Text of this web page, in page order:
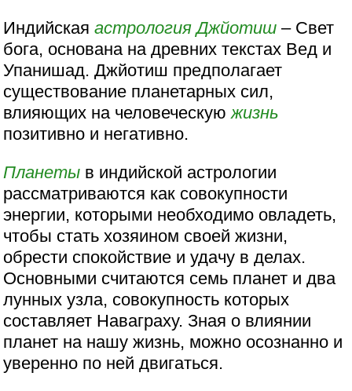
Индийскаяастрология Джйотиш – Свет
бога, основана на древних текстах Вед и
Упанишад. Джйотиш предполагает
существование планетарных сил,
влияющих на человеческуюжизнь
позитивно и негативно.
Планеты в индийской астрологии
рассматриваются как совокупности
энергии, которыми необходимо овладеть,
чтобы стать хозяином своей жизни,
обрести спокойствие и удачу в делах.
Основными считаются семь планет и два
лунных узла, совокупность которых
составляет Наваграху. Зная о влиянии
планет на нашу жизнь, можно осознанно и
уверенно по ней двигаться.